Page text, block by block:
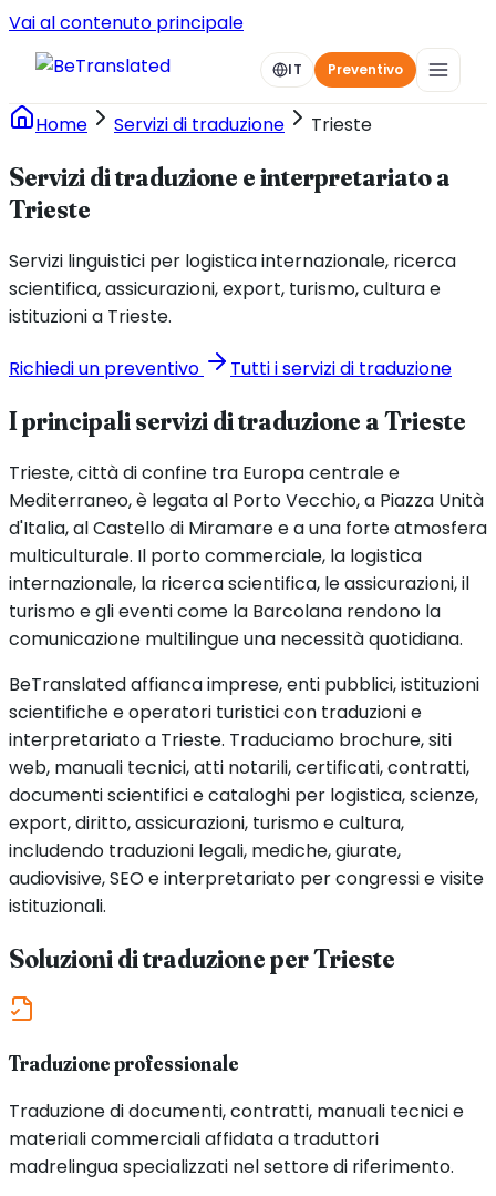
Vai al contenuto principale
IT Preventivo
Home Servizi di traduzione Trieste
Servizi di traduzione e interpretariato a
Trieste
Servizi linguistici per logistica internazionale, ricerca
scientifica, assicurazioni, export, turismo, cultura e
istituzioni a Trieste.
Richiedi un preventivo Tutti i servizi di traduzione
I principali servizi di traduzione a Trieste
Trieste, città di confine tra Europa centrale e
Mediterraneo, è legata al Porto Vecchio, a Piazza Unità
d'Italia, al Castello di Miramare e a una forte atmosfera
multiculturale. Il porto commerciale, la logistica
internazionale, la ricerca scientifica, le assicurazioni, il
turismo e gli eventi come la Barcolana rendono la
comunicazione multilingue una necessità quotidiana.
BeTranslated affianca imprese, enti pubblici, istituzioni
scientifiche e operatori turistici con traduzioni e
interpretariato a Trieste. Traduciamo brochure, siti
web, manuali tecnici, atti notarili, certificati, contratti,
documenti scientifici e cataloghi per logistica, scienze,
export, diritto, assicurazioni, turismo e cultura,
includendo traduzioni legali, mediche, giurate,
audiovisive, SEO e interpretariato per congressi e visite
istituzionali.
Soluzioni di traduzione perTrieste
Traduzione professionale
Traduzione di documenti, contratti, manuali tecnici e
materiali commerciali affidata a traduttori
madrelingua specializzati nel settore di riferimento.